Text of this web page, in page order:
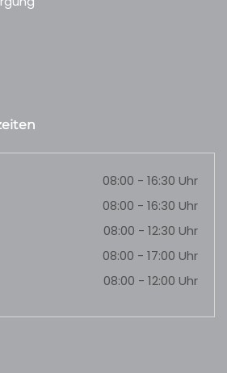
08:00 - 16:30 Uhr
08:00 - 16:30 Uhr
08:00 - 12:30 Uhr
08:00 - 17:00 Uhr
08:00 - 12:00 Uhr